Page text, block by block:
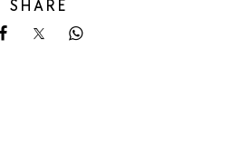
SHARE
Share on Facebook
Share on XShare on Whatsapp